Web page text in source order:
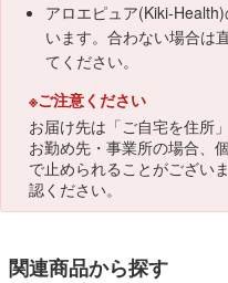
アロエピュア(Kiki-
います。合わない場合は
てください。
※ご注意ください
お届け先は「ご自宅を住所
お勤め先・事業所の場合、
で止められることがござい
認ください。
関連商品から探す